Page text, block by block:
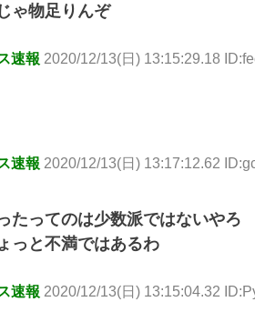
ゃ物足りんぞ
速報 2020/12/13(日) 13:15:29.18
速報 2020/12/13(日) 13:17:12.62
たってのは少数派ではないやろ
っと不満ではあるわ
速報 2020/12/13(日) 13:15:04.32